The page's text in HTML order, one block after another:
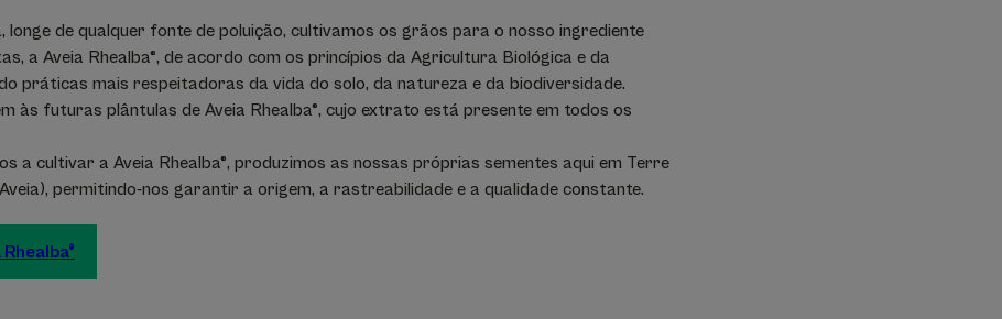
de qualquer fonte de poluição, cultivamos os grãos para o nosso ingrediente
a Aveia Rhealba®, de acordo com os princípios da Agricultura Biológica e da
práticas mais respeitadoras da vida do solo, da natureza e da biodiversidade.
às futuras plântulas de Aveia Rhealba®, cujo extrato está presente em todos os
a cultivar a Aveia Rhealba®, produzimos as nossas próprias sementes aqui em Terre
permitindo-nos garantir a origem, a rastreabilidade e a qualidade constante.